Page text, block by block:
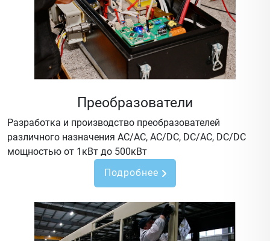
Преобразователи
Разработка и производство преобразователей
различного назначения AC/AC, AC/DC, DC/AC, DC/DC
мощностью от 1кВт до 500кВт
Подробнее